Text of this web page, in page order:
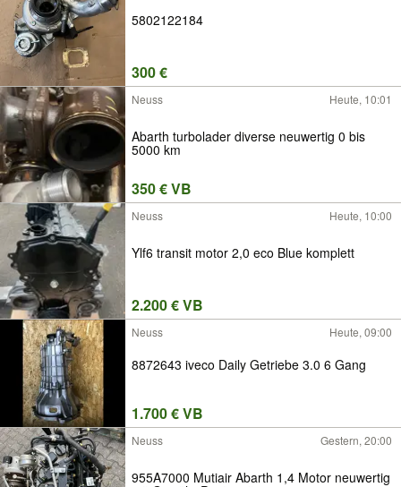
5802122184
300 €
Neuss Heute, 10:01
Abarth turbolader diverse neuwertig 0 bis
5000 km
350 € VB
Neuss Heute, 10:00
Ylf6 transit motor 2,0 eco Blue komplett
2.200 € VB
Neuss Heute, 09:00
8872643 iveco Daily Getriebe 3.0 6 Gang
1.700 € VB
Neuss Gestern, 20:00
955A7000 Mutiair Abarth 1,4 Motor neuwertig